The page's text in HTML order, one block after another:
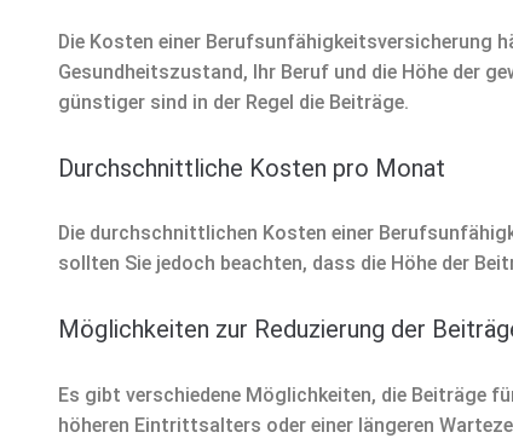
Die Kosten einer Berufsunfähigkeitsversicherung
Gesundheitszustand, Ihr Beruf und die Höhe der
günstiger sind in der Regel die Beiträge.
Durchschnittliche Kosten pro Monat
Die durchschnittlichen Kosten einer
sollten Sie jedoch beachten, dass die Höhe der
Möglichkeiten zur Reduzierung der
Es gibt verschiedene Möglichkeiten, die Beiträge
höheren Eintrittsalters oder einer längeren